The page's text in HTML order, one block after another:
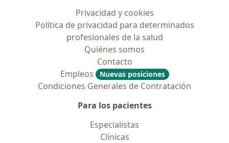
Privacidad y cookies
Política de privacidad para determinados
profesionales de la salud
Quiénes somos
Contacto
Empleos
Nuevas posiciones
Condiciones Generales de Contratación
Para los pacientes
Especialistas
Clínicas